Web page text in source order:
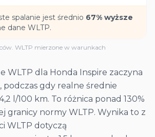
spalanie jest średnio 67% wyższe
dane WLTP.
WLTP mierzone w warunkach
WLTP dla Honda Inspire zaczyna
podczas gdy realne średnie
l/100 km. To różnica ponad 130%
granicy normy WLTP. Wynika to z
WLTP dotyczą